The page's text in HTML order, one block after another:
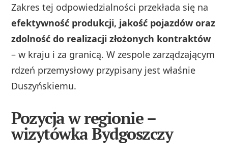
Zakres tej odpowiedzialności przekłada się na
efektywność produkcji, jakość pojazdów oraz
zdolność do realizacji złożonych kontraktów
– w kraju i za granicą. W zespole zarządzającym
rdzeń przemysłowy przypisany jest właśnie
Duszyńskiemu.
Pozycja w regionie –
wizytówka Bydgoszczy